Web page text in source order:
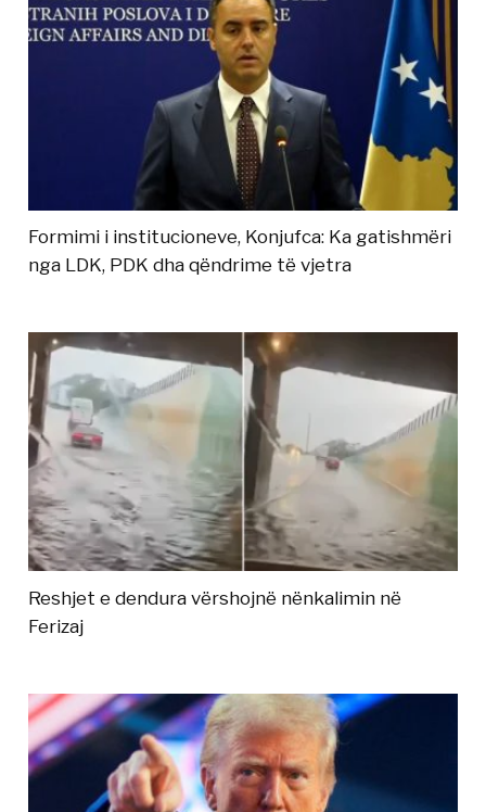
Formimi i institucioneve, Konjufca: Ka gatishmëri
nga LDK, PDK dha qëndrime të vjetra
Reshjet e dendura vërshojnë nënkalimin në
Ferizaj